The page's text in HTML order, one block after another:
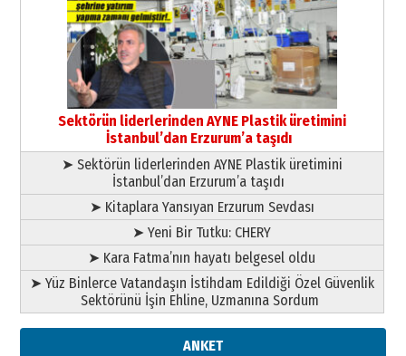
Murat Şahsuvaroğlu ERKON’da
çıtayı yukarı taşırken,
yönetimdekiler aşağı
çekmemeli!
17 Şubat 2026 Salı Orhan BOZKURT
Bir fotoğraf, bir şehir, bir
gazeteci… Dizginler kimin
elinde?
A. Berhan Yılmaz
BİR BÖLÜM DEĞİL, BİR ÖMÜR
SEÇİYORSUNUZ… “NEDEN
ATATÜRK ÜNİVERSİTESİ?”
28 Temmuz 2026 Salı
Ahmet Gökhan YAZICI
Ahmed Yesevi’den bir Alperen…
”Reisimiz” idi… Hakka yürüdü.!
26 Mart 2026 Perşembe
Sektörün liderlerinden AYNE Plastik üretimini
İstanbul’dan Erzurum’a taşıdı
➤ Sektörün liderlerinden AYNE Plastik üretimini
İstanbul’dan Erzurum’a taşıdı
➤ Kitaplara Yansıyan Erzurum Sevdası
➤ Yeni Bir Tutku: CHERY
➤ Kara Fatma’nın hayatı belgesel oldu
➤ Yüz Binlerce Vatandaşın İstihdam Edildiği Özel Güvenlik
Sektörünü İşin Ehline, Uzmanına Sordum
ANKET